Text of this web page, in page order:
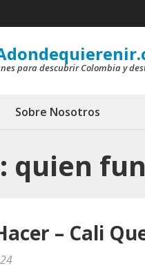
para descubrir Colombia y
Sobre Nosotros
quien
– Cali